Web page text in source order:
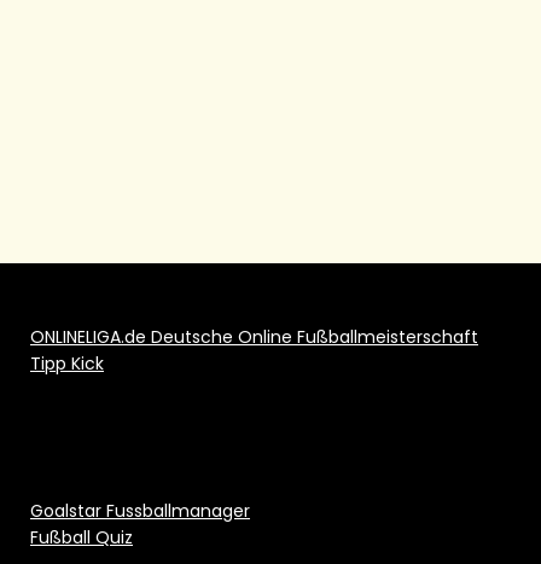
ONLINELIGA.de Deutsche Online Fußballmeisterschaft
Tipp Kick
Goalstar Fussballmanager
Fußball Quiz